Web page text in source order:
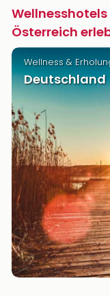
Österreich
Wellness &
Deutschland